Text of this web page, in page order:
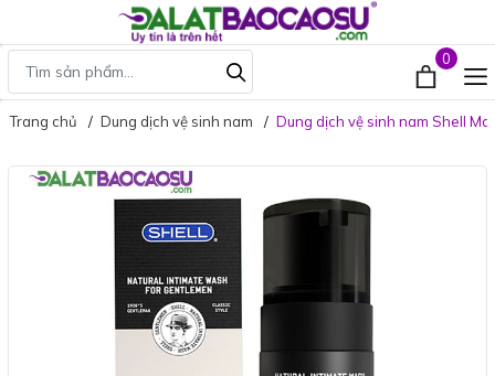
0
Trang chủ Dung dịch vệ sinh nam Dung dịch vệ sinh nam Shell